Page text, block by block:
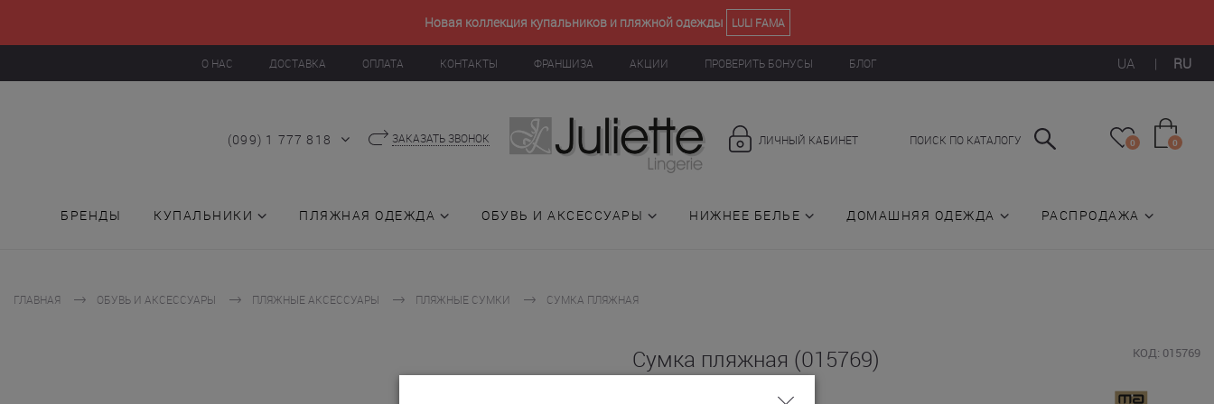
Новая коллекция купальников и пляжной одежды LULI FAMA
UA | RU
О НАС ДОСТАВКА ОПЛАТА КОНТАКТЫ ФРАНШИЗА АКЦИИ ПРОВЕРИТЬ БОНУСЫ БЛОГ
(099) 1 777 818 ЗАКАЗАТЬ ЗВОНОК ПОИСК ПО КАТАЛОГУ
ЛИЧНЫЙ КАБИНЕТ 0 0
БРЕНДЫ КУПАЛЬНИКИ ПЛЯЖНАЯ ОДЕЖДА ОБУВЬ И АКСЕССУАРЫ НИЖНЕЕ БЕЛЬЕ ДОМАШНЯЯ ОДЕЖДА РАСПРОДАЖА
ГЛАВНАЯ ОБУВЬ И АКСЕССУАРЫ ПЛЯЖНЫЕ АКСЕССУАРЫ ПЛЯЖНЫЕ СУМКИ СУМКА ПЛЯЖНАЯ
Сумка пляжная (015769) КОД: 015769